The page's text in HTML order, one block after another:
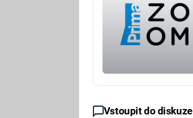
Vstoupit do diskuze